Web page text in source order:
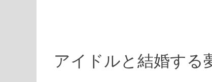
アイドルと結婚する